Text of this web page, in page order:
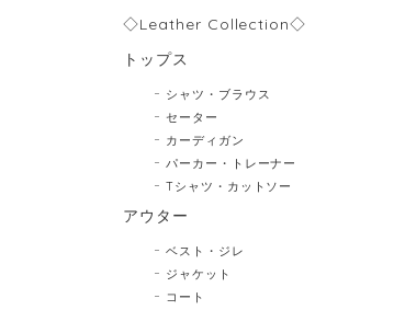
◇Leather Collection◇
トップス
シャツ・ブラウス
セーター
カーディガン
パーカー・トレーナー
Tシャツ・カットソー
アウター
ベスト・ジレ
ジャケット
コート